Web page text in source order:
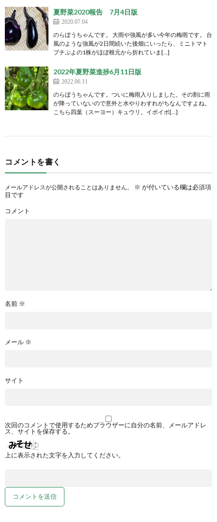
夏野菜2020報告 7月4日版
2020.07.04
のらぼうちゃんです。 大雨や強風が多い今年の梅雨です。 台
風のような強風が2日間続いた後畑にいったら、ミニトマト
プチぷよの1株がほぼ根元から折れていま[…]
2022年夏野菜進捗6月11日版
2022.06.11
のらぼうちゃんです。ついに梅雨入りしました。その割に雨
が降っていないので意外と水やりわすれがちなんですよね。
こちら四葉（スーヨー）キュウリ。イボイボ[…]
コメントを書く
メールアドレスが公開されることはありません。 ※ が付いている欄は必須項
目です
コメント
名前 ※
メール ※
サイト
次回のコメントで使用するためブラウザーに自分の名前、メールアドレ
ス、サイトを保存する。
上に表示された文字を入力してください。